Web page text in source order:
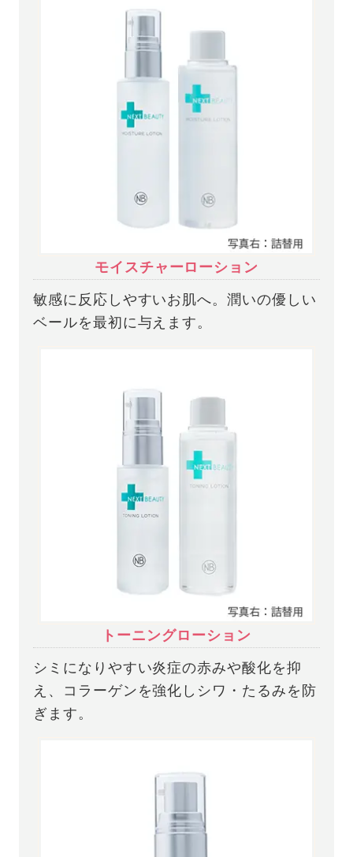
モイスチャーローション
敏感に反応しやすいお肌へ。潤いの優しい
ベールを最初に与えます。
トーニングローション
シミになりやすい炎症の赤みや酸化を抑
え、コラーゲンを強化しシワ・たるみを防
ぎます。